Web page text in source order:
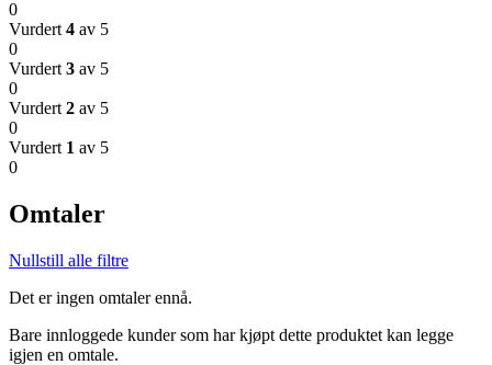
0
Vurdert 4 av 5
0
Vurdert 3 av 5
0
Vurdert 2 av 5
0
Vurdert 1 av 5
0
Omtaler
Nullstill alle filtre
Det er ingen omtaler ennå.
Bare innloggede kunder som har kjøpt dette produktet kan legge
igjen en omtale.